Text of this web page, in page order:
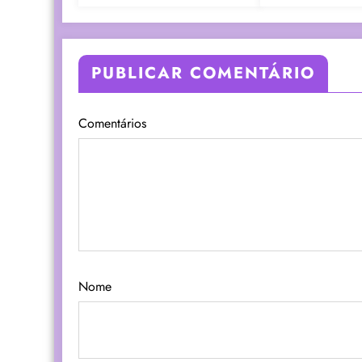
PUBLICAR COMENTÁRIO
Comentários
Nome